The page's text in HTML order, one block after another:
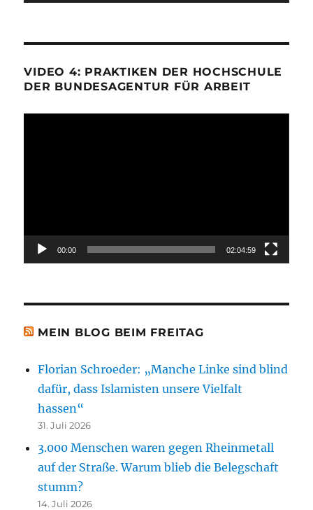
VIDEO 4: PRAKTIKEN DER HOCHSCHULE
DER BUNDESAGENTUR FÜR ARBEIT
00:00 02:04:59
MEIN BLOG BEIM FREITAG
Florian Schroeder: „Manche Linke sind blind
dafür, dass Islamisten unsere Vielfalt
hassen“
31. Juli 2026
3.000 Menschen waren gegen Rheinmetall
auf der Straße. Warum blieb die Belegschaft
stumm?
14. Juli 2026